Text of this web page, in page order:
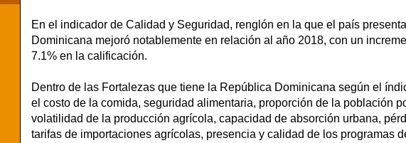
En el indicador de Calidad y Seguridad, renglón en la que el país
Dominicana mejoró notablemente en relación al año 2018, con un
7.1% en la calificación.
Dentro de las Fortalezas que tiene la República Dominicana según el
el costo de la comida, seguridad alimentaria, proporción de la población
volatilidad de la producción agrícola, capacidad de absorción urbana,
tarifas de importaciones agrícolas, presencia y calidad de los programas